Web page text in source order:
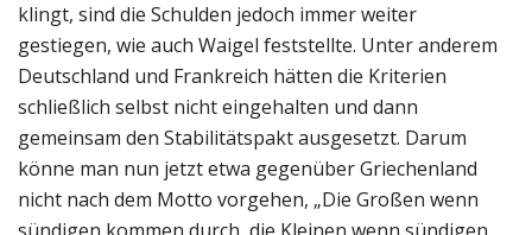
klingt, sind die Schulden jedoch immer weiter
gestiegen, wie auch Waigel feststellte. Unter anderem
Deutschland und Frankreich hätten die Kriterien
schließlich selbst nicht eingehalten und dann
gemeinsam den Stabilitätspakt ausgesetzt. Darum
könne man nun jetzt etwa gegenüber Griechenland
nicht nach dem Motto vorgehen, „Die Großen wenn